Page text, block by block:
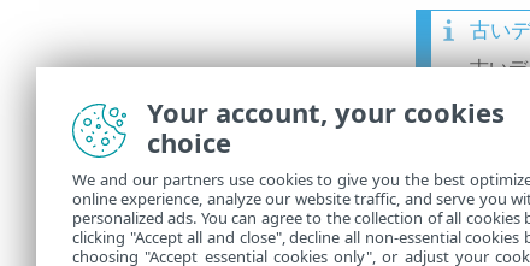
古い
古い
イス
うにな
2.
古いデバイ
デバイスで
Your account, your cookies
choice
We and our partners use cookies to give you the best
online experience, analyze our website traffic, and serve you
personalized ads. You can agree to the collection of all cookies
clicking "Accept all and close", decline all non-essential cookies
choosing "Accept essential cookies only", or adjust your